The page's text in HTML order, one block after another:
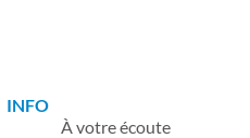
INFO
À votre écoute